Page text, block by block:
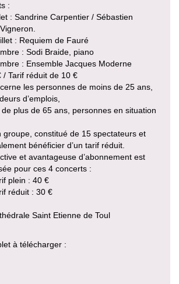
:
: Sandrine Carpentier / Sébastien
: Requiem de Fauré
: Sodi Braide, piano
: Ensemble Jacques Moderne
/ Tarif réduit de 10 €
les personnes de moins de 25 ans,
d’emplois,
plus de 65 ans, personnes en situation
groupe, constitué de 15 spectateurs et
bénéficier d’un tarif réduit.
et avantageuse d’abonnement est
pour ces 4 concerts :
plein : 40 €
réduit : 30 €
Saint Etienne de Toul
à télécharger :